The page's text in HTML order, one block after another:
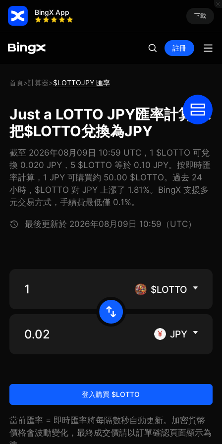
BingX App 下載
註冊
首頁>計算器>$LOTTOJPY 匯率
Just a LOTTO JPY匯率計算器:
把$LOTTO兌換為JPY
截至 2026年08月09日 10:59 UTC，1 $LOTTO 可兌
換 0.020 JPY，5 $LOTTO 等於 0.10 JPY。按即時匯
率計算，1 JPY 可購買約 50.00 $LOTTO。過去 24
小時，$LOTTO 對 JPY 上漲了 1.81%。BingX 支援多
元交易方式，手續費最低僅 0.1%。
最後更新於 2026年08月09日 10:59（UTC）
$LOTTO
JPY
登入購買 $LOTTO
當前匯率 = 即時匯率將每隔數秒自動更新。加密貨幣
價格會波動變化，最終成交價請以訂單確認頁面顯示為